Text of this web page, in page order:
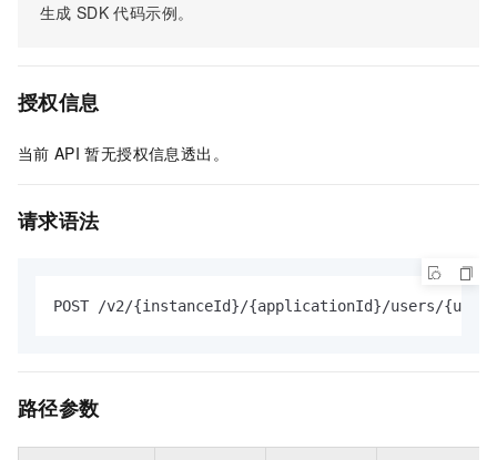
生成 SDK 代码示例。
授权信息
当前 API 暂无授权信息透出。
请求语法
POST /v2/{instanceId}/{applicationId}/users/
路径参数